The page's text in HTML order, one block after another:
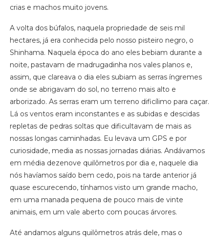
crias e machos muito jovens.
A volta dos búfalos, naquela propriedade de seis mil
hectares, já era conhecida pelo nosso pisteiro negro, o
Shinhama. Naquela época do ano eles bebiam durante a
noite, pastavam de madrugadinha nos vales planos e,
assim, que clareava o dia eles subiam as serras íngremes
onde se abrigavam do sol, no terreno mais alto e
arborizado. As serras eram um terreno dificílimo para caçar.
Lá os ventos eram inconstantes e as subidas e descidas
repletas de pedras soltas que dificultavam de mais as
nossas longas caminhadas. Eu levava um GPS e por
curiosidade, media as nossas jornadas diárias. Andávamos
em média dezenove quilômetros por dia e, naquele dia
nós havíamos saído bem cedo, pois na tarde anterior já
quase escurecendo, tínhamos visto um grande macho,
em uma manada pequena de pouco mais de vinte
animais, em um vale aberto com poucas árvores.
Até andamos alguns quilômetros atrás dele, mas o